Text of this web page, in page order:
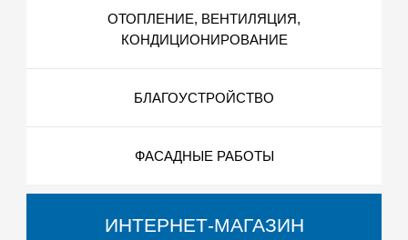
ОТОПЛЕНИЕ, ВЕНТИЛЯЦИЯ,
КОНДИЦИОНИРОВАНИЕ
БЛАГОУСТРОЙСТВО
ФАСАДНЫЕ РАБОТЫ
ИНТЕРНЕТ-МАГАЗИН